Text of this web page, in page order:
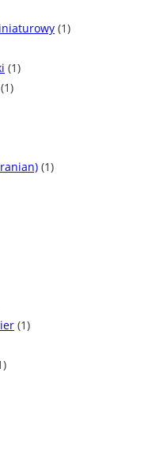
(1)
(1)
(1)
(1)
(1)